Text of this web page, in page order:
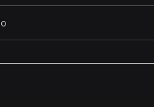
of
A nova